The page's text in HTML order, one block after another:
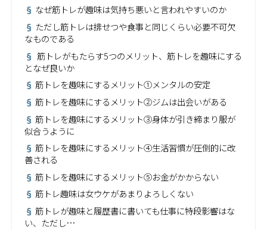
なぜ筋トレが趣味は気持ち悪いと言われやすいのか
ただし筋トレは排せつや食事と同じくらい必要不可欠
なものである
筋トレがもたらす5つのメリット、筋トレを趣味にする
となぜ良いか
筋トレを趣味にするメリット➀メンタルの安定
筋トレを趣味にするメリット②ジムは出会いがある
筋トレを趣味にするメリット③身体が引き締まり服が
似合うように
筋トレを趣味にするメリット④生活習慣が圧倒的に改
善される
筋トレを趣味にするメリット⑤お金がかからない
筋トレ趣味は女ウケがあまりよろしくない
筋トレが趣味と履歴書に書いても仕事に特段影響はな
い、ただし…